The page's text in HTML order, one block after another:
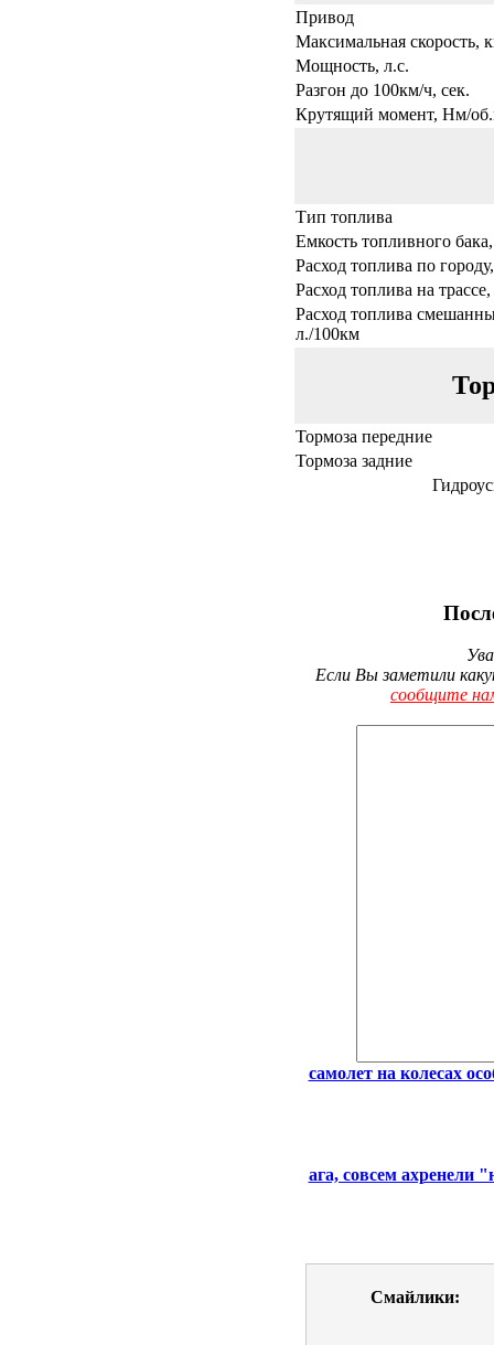
Привод
Максимальная скорость,
Мощность, л.с.
Разгон до 100км/ч, сек.
Крутящий момент, Нм/
Тип топлива
Емкость топливного
Расход топлива по
Расход топлива на
Расход топлива
л./100км
Тормоза передние
Тормоза задние
Если Вы заметили
сообщите
самолет на колесах
ага, совсем ахренели
Смайлики: